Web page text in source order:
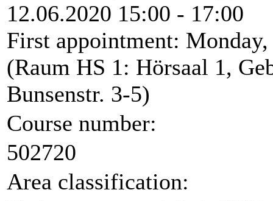
12.06.2020 15:00 - 17:00
First appointment:
(Raum HS 1: Hörsaal 1,
Bunsenstr. 3-5)
Course number:
502720
Area classification: